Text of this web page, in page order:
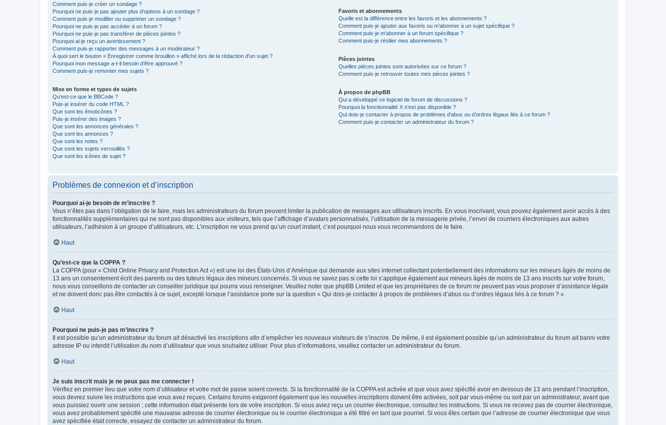
Comment puis-je créer un sondage ?
Pourquoi ne puis-je pas ajouter plus d’options à un sondage ?
Comment puis-je modifier ou supprimer un sondage ?
Pourquoi ne puis-je pas accéder à un forum ?
Pourquoi ne puis-je pas transférer de pièces jointes ?
Pourquoi ai-je reçu un avertissement ?
Comment puis-je rapporter des messages à un modérateur ?
À quoi sert le bouton « Enregistrer comme brouillon » affiché lors de la rédaction d’un sujet ?
Pourquoi mon message a-t-il besoin d’être approuvé ?
Comment puis-je remonter mes sujets ?
Mise en forme et types de sujets
Qu’est-ce que le BBCode ?
Puis-je insérer du code HTML ?
Que sont les émoticônes ?
Puis-je insérer des images ?
Que sont les annonces générales ?
Que sont les annonces ?
Que sont les notes ?
Que sont les sujets verrouillés ?
Que sont les icônes de sujet ?
Favoris et abonnements
Quelle est la différence entre les favoris et les abonnements ?
Comment puis-je ajouter aux favoris ou m’abonner à un sujet spécifique ?
Comment puis-je m’abonner à un forum spécifique ?
Comment puis-je résilier mes abonnements ?
Pièces jointes
Quelles pièces jointes sont autorisées sur ce forum ?
Comment puis-je retrouver toutes mes pièces jointes ?
À propos de phpBB
Qui a développé ce logiciel de forum de discussions ?
Pourquoi la fonctionnalité X n’est pas disponible ?
Qui dois-je contacter à propos de problèmes d’abus ou d’ordres légaux liés à ce forum ?
Comment puis-je contacter un administrateur du forum ?
Problèmes de connexion et d’inscription
Pourquoi ai-je besoin de m’inscrire ?
Vous n’êtes pas dans l’obligation de le faire, mais les administrateurs du forum peuvent limiter la publication de messages aux utilisateurs inscrits. En vous inscrivant, vous pouvez également avoir accès à des
fonctionnalités supplémentaires qui ne sont pas disponibles aux visiteurs, tels que l’affichage d’avatars personnalisés, l’utilisation de la messagerie privée, l’envoi de courriers électroniques aux autres
utilisateurs, l’adhésion à un groupe d’utilisateurs, etc. L’inscription ne vous prend qu’un court instant, c’est pourquoi nous vous recommandons de le faire.
Haut
Qu’est-ce que la COPPA ?
La COPPA (pour « Child Online Privacy and Protection Act ») est une loi des États-Unis d’Amérique qui demande aux sites internet collectant potentiellement des informations sur les mineurs âgés de moins de
13 ans un consentement écrit des parents ou des tuteurs légaux des mineurs concernés. Si vous ne savez pas si cette loi s’applique également aux mineurs âgés de moins de 13 ans inscrits sur votre forum,
nous vous conseillons de contacter un conseiller juridique qui pourra vous renseigner. Veuillez noter que phpBB Limited et que les propriétaires de ce forum ne peuvent pas vous proposer d’assistance légale
et ne doivent donc pas être contactés à ce sujet, excepté lorsque l’assistance porte sur la question « Qui dois-je contacter à propos de problèmes d’abus ou d’ordres légaux liés à ce forum ? ».
Haut
Pourquoi ne puis-je pas m’inscrire ?
Il est possible qu’un administrateur du forum ait désactivé les inscriptions afin d’empêcher les nouveaux visiteurs de s’inscrire. De même, il est également possible qu’un administrateur du forum ait banni votre
adresse IP ou interdit l’utilisation du nom d’utilisateur que vous souhaitez utiliser. Pour plus d’informations, veuillez contacter un administrateur du forum.
Haut
Je suis inscrit mais je ne peux pas me connecter !
Vérifiez en premier lieu que votre nom d’utilisateur et votre mot de passe soient corrects. Si la fonctionnalité de la COPPA est activée et que vous avez spécifié avoir en dessous de 13 ans pendant l’inscription,
vous devrez suivre les instructions que vous avez reçues. Certains forums exigeront également que les nouvelles inscriptions doivent être activées, soit par vous-même ou soit par un administrateur, avant que
vous puissiez ouvrir une session ; cette information était présente lors de votre inscription. Si vous aviez reçu un courrier électronique, consultez les instructions. Si vous ne recevez pas de courrier électronique,
vous avez probablement spécifié une mauvaise adresse de courrier électronique ou le courrier électronique a été filtré en tant que pourriel. Si vous êtes certain que l’adresse de courrier électronique que vous
avez spécifiée était correcte, essayez de contacter un administrateur du forum.